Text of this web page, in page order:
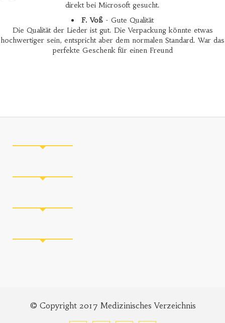
direkt bei Microsoft gesucht.
F. Voß - Gute Qualität
Die Qualität der Lieder ist gut. Die Verpackung könnte etwas
hochwertiger sein, entspricht aber dem normalen Standard. War das
perfekte Geschenk für einen Freund
© Copyright 2017 Medizinisches Verzeichnis